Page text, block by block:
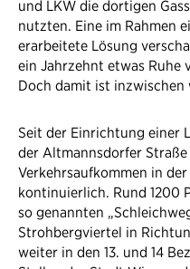
und LKW die dortigen
nutzten. Eine im Rahmen
erarbeitete Lösung
ein Jahrzehnt etwas Ruhe
Doch damit ist inzwischen
Seit der Einrichtung einer
der Altmannsdorfer
Verkehrsaufkommen in
kontinuierlich. Rund 1200
so genannten
Strohbergviertel in
weiter in den 13. und 14